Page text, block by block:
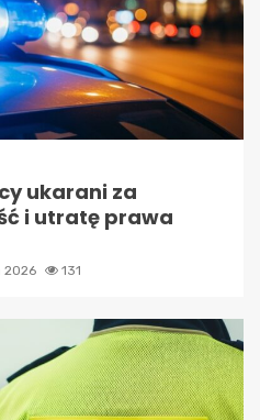
ukarani za
i utratę prawa
2026 131